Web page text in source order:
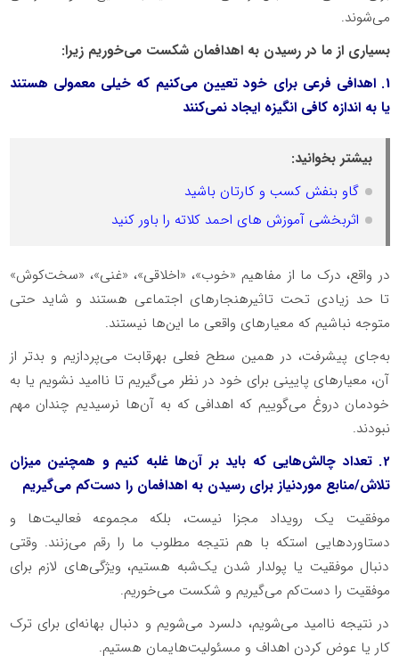
می‌شوند.
بسیاری از ما در رسیدن به اهدافمان شکست می‌خوریم زیرا:
1. اهدافی فرعی برای خود تعیین می‌کنیم که خیلی معمولی هستند
یا به اندازه کافی انگیزه ایجاد نمی‌کنند
بیشتر بخوانید:
گاو بنفش کسب و کارتان باشید
اثربخشی آموزش های احمد کلاته را باور کنید
در واقع، درک ما از مفاهیم «خوب»، «اخلاقی»، «غنی»، «سخت‌کوش»
تا حد زیادی تحت ‌تاثیرهنجارهای اجتماعی هستند و شاید حتی
متوجه نباشیم که معیارهای واقعی ما این‌ها نیستند.
به‌جای پیشرفت، در همین سطح فعلی بهرقابت می‌پردازیم و بدتر از
آن، معیارهای پایینی برای خود در نظر می‌گیریم تا ناامید نشویم یا به
خودمان دروغ می‌گوییم که اهدافی که به آن‌ها نرسیدیم چندان مهم
نبودند.
2. تعداد چالش‌هایی که باید بر آن‌ها غلبه کنیم و همچنین میزان
تلاش/منابع موردنیاز برای رسیدن به اهدافمان را دست‌کم می‌گیریم
موفقیت یک رویداد مجزا نیست، بلکه مجموعه فعالیت‌ها و
دستاوردهایی استکه با هم نتیجه مطلوب ما را رقم می‌زنند. وقتی
دنبال موفقیت یا پولدار شدن یک‌شبه هستیم، ویژگی‌های لازم برای
موفقیت را دست‌کم می‌گیریم و شکست می‌خوریم.
در نتیجه ناامید می‌شویم، دلسرد می‌شویم و دنبال بهانه‌ای برای ترک
کار یا عوض کردن اهداف و مسئولیت‌هایمان هستیم.